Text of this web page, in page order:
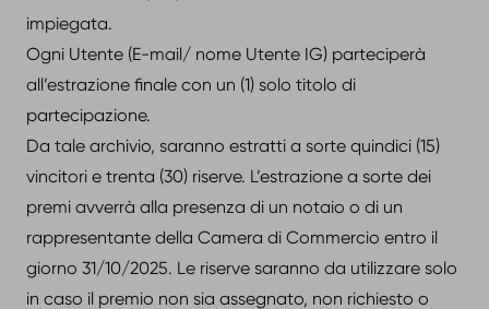
impiegata.
Ogni Utente (E-mail/ nome Utente IG) parteciperà
all’estrazione finale con un (1) solo titolo di
partecipazione.
Da tale archivio, saranno estratti a sorte quindici (15)
vincitori e trenta (30) riserve. L’estrazione a sorte dei
premi avverrà alla presenza di un notaio o di un
rappresentante della Camera di Commercio entro il
giorno 31/10/2025. Le riserve saranno da utilizzare solo
in caso il premio non sia assegnato, non richiesto o